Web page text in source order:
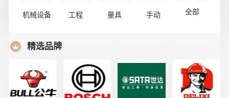
机械设备 工程 量具 手动 全部
精选品牌